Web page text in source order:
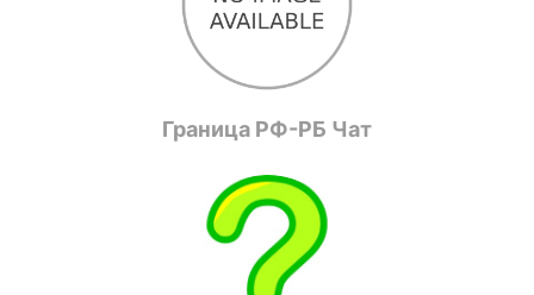
Граница РФ-РБ Чат